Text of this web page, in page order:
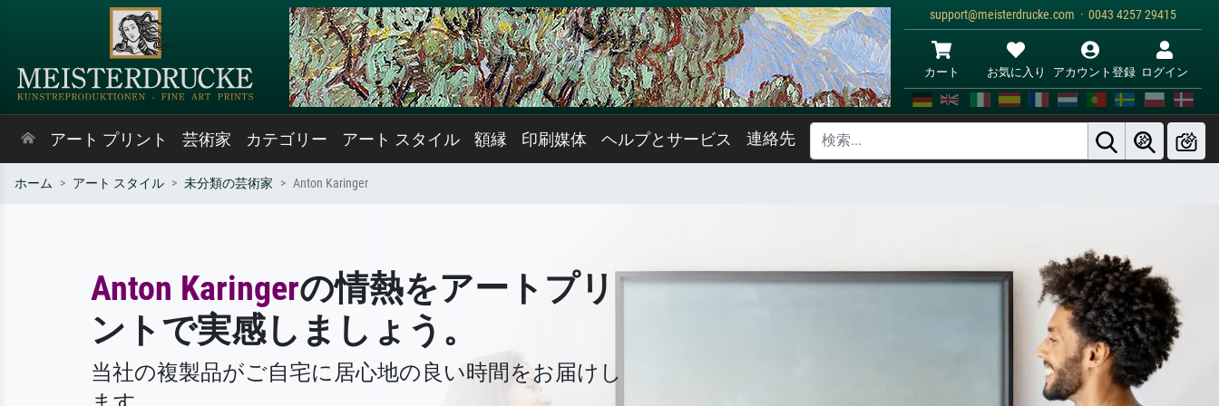
support@meisterdrucke.com · 0043 4257 29415
カート お気に入り アカウント登録 ログイン
アート プリント 芸術家 カテゴリー アート スタイル 額縁 印刷媒体 ヘルプとサービス 連絡先
ホーム アート スタイル 未分類の芸術家 Anton Karinger
Anton Karingerの情熱をアートプリ
ントで実感しましょう。
当社の複製品がご自宅に居心地の良い時間をお届けし